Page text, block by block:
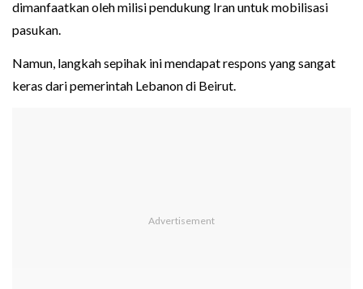
dimanfaatkan oleh milisi pendukung Iran untuk mobilisasi
pasukan.
Namun, langkah sepihak ini mendapat respons yang sangat
keras dari pemerintah Lebanon di Beirut.